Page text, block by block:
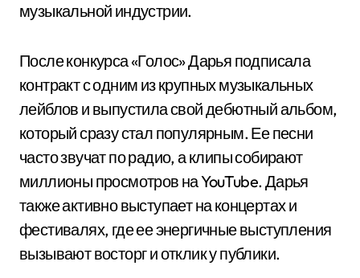
музыкальной индустрии.
После конкурса «Голос» Дарья подписала
контракт с одним из крупных музыкальных
лейблов и выпустила свой дебютный альбом,
который сразу стал популярным. Ее песни
часто звучат по радио, а клипы собирают
миллионы просмотров на YouTube. Дарья
также активно выступает на концертах и
фестивалях, где ее энергичные выступления
вызывают восторг и отклик у публики.